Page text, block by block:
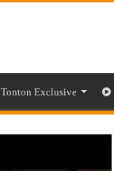
Tonton Exclusive